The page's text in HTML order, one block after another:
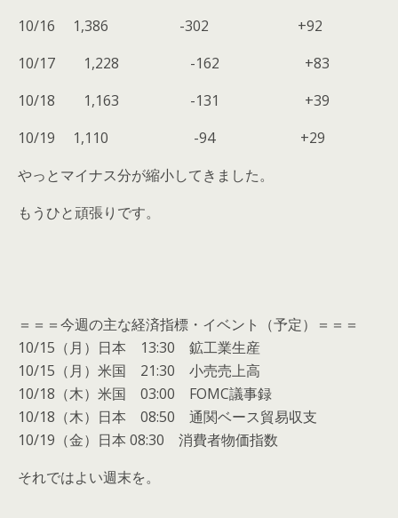
10/16 1,386 -302 +92
10/17 1,228 -162 +83
10/18 1,163 -131 +39
10/19 1,110 -94 +29
やっとマイナス分が縮小してきました。
もうひと頑張りです。
＝＝＝今週の主な経済指標・イベント（予定）＝＝＝
10/15（月）日本 13:30 鉱工業生産
10/15（月）米国 21:30 小売売上高
10/18（木）米国 03:00 FOMC議事録
10/18（木）日本 08:50 通関ベース貿易収支
10/19（金）日本 08:30 消費者物価指数
それではよい週末を。